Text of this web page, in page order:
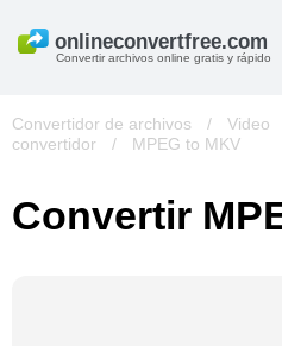
Convertir archivos online gratis y rápido
Convertidor de archivos / Video
convertidor
/ MPEG to MKV
Convertir